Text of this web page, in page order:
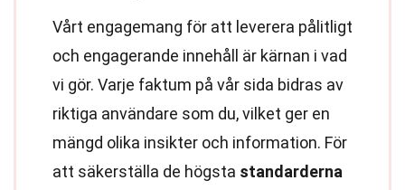
Vårt engagemang för att leverera pålitligt
och engagerande innehåll är kärnan i vad
vi gör. Varje faktum på vår sida bidras av
riktiga användare som du, vilket ger en
mängd olika insikter och information. För
att säkerställa de högsta standarderna